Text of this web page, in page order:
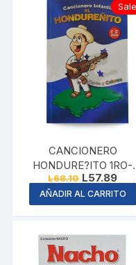
CANCIONERO
HONDURE?ITO 1RO-
3RO
L68.10 Original
price
was:
L68.10.
L57.89
price
is:
AÑADIR AL CARRITO